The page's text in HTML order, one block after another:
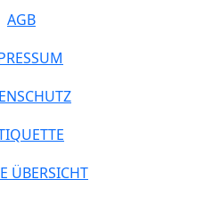
AGB
ÜBERSICHT